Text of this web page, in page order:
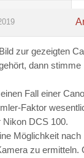
zur gezeigten
dann stimme
Fall einer
Faktor
Nikon DCS 100.
Möglichkeit nach
zu ermitteln.